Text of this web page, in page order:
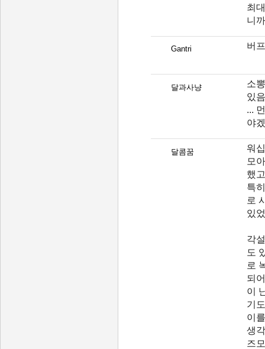
최
니까
Gantri 버
달과사냥
소
있음
...
야
달콤꿈
워
모
했
특
로
있
각
도
로
되
이
기
이
생
즈